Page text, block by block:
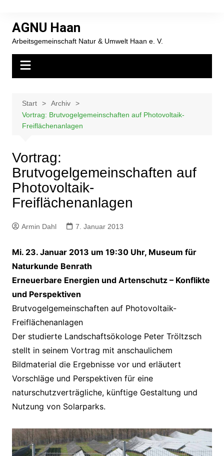
springen
AGNU Haan
Arbeitsgemeinschaft Natur & Umwelt Haan e. V.
Start
Archiv
Vortrag: Brutvogelgemeinschaften auf Photovoltaik-
Freiflächenanlagen
Vortrag:
Brutvogelgemeinschaften auf
Photovoltaik-
Freiflächenanlagen
Armin Dahl 7. Januar 2013
Mi. 23. Januar 2013 um 19:30 Uhr, Museum für
Naturkunde Benrath
Erneuerbare Energien und Artenschutz – Konflikte
und Perspektiven
Brutvogelgemeinschaften auf Photovoltaik-
Freiflächenanlagen
Der studierte Landschaftsökologe Peter Tröltzsch
stellt in seinem Vortrag mit anschaulichem
Bildmaterial die Ergebnisse vor und erläutert
Vorschläge und Perspektiven für eine
naturschutzverträgliche, künftige Gestaltung und
Nutzung von Solarparks.